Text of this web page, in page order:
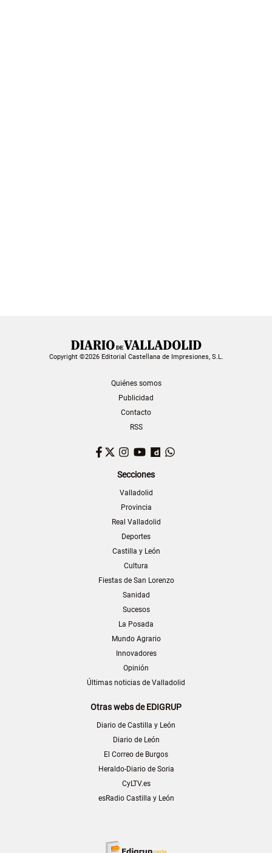
Copyright ©2026 Editorial Castellana de Impresiones, S.L.
Quiénes somos
Publicidad
Contacto
RSS
Facebook
TwitterInstagram
YouTubeDailymotion
Secciones
Valladolid
Provincia
Real Valladolid
Deportes
Castilla y León
Cultura
Fiestas de San Lorenzo
Sanidad
Sucesos
La Posada
Mundo Agrario
Innovadores
Opinión
Últimas noticias de Valladolid
Otras webs de EDIGRUP
Diario de Castilla y León
Diario de León
El Correo de Burgos
Heraldo-Diario de Soria
CyLTV.es
esRadio Castilla y León